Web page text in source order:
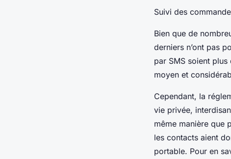
Suivi des
Bien que de
derniers n’ont pas
par SMS soient
moyen et
Cependant, la
vie privée,
même manière que
les contacts aient
portable. Pour en